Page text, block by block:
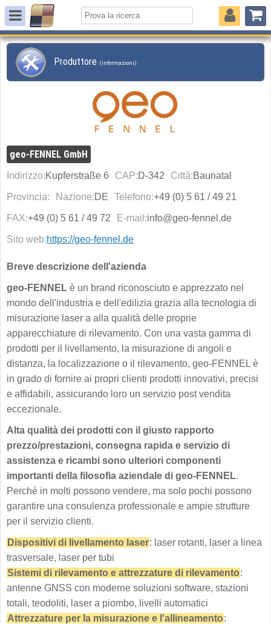
Produttore (informazioni)
geo-FENNEL GmbH
Indirizzo:Kupferstraße 6 CAP:D-342 Città:Baunatal
Provincia: Nazione:DE Telefono:+49 (0) 5 61 / 49 21
FAX:+49 (0) 5 61 / 49 72 E-mail:info@geo-fennel.de
Sito web:https://geo-fennel.de
Breve descrizione dell'azienda
geo-FENNEL è un brand riconosciuto e apprezzato nel
mondo dell'industria e dell'edilizia grazia alla tecnologia di
misurazione laser a alla qualità delle proprie
apparecchiature di rilevamento. Con una vasta gamma di
prodotti per il livellamento, la misurazione di angoli e
distanza, la localizzazione o il rilevamento, geo-FENNEL è
in grado di fornire ai propri clienti prodotti innovativi, precisi
e affidabili, assicurando loro un servizio post vendita
eccezionale.
Alta qualità dei prodotti con il giusto rapporto
prezzo/prestazioni, consegna rapida e servizio di
assistenza e ricambi sono ulteriori componenti
importanti della filosofia aziendale di geo-FENNEL.
Perché in molti possono vendere, ma solo pochi possono
garantire una consulenza professionale e ampie strutture
per il servizio clienti.
Dispositivi di livellamento laser: laser rotanti, laser a linea
trasversale, laser per tubi
Sistemi di rilevamento e attrezzature di rilevamento:
antenne GNSS con moderne soluzioni software, stazioni
totali, teodoliti, laser a piombo, livelli automatici
Attrezzature per la misurazione e l'allineamento: